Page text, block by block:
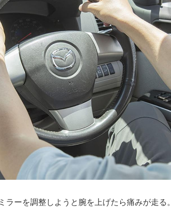
ラーを調整しようと腕を上げたら痛みが走る